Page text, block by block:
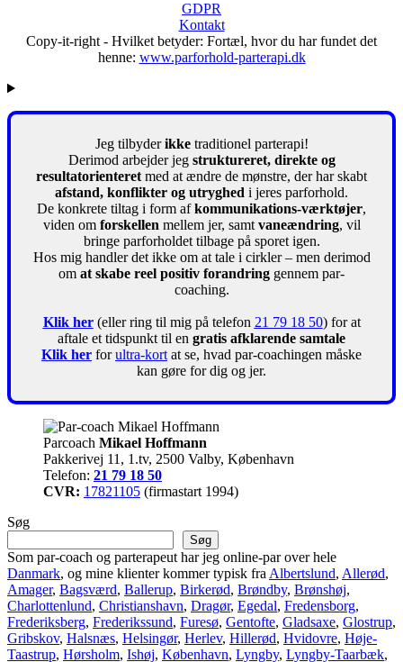
GDPR
Kontakt
Copy-it-right - Hvilket betyder: Fortæl, hvor du har fundet det
henne: www.parforhold-parterapi.dk
Jeg tilbyderikke traditionel parterapi!
Derimod arbejder jeg struktureret, direkte og
resultatorienteret med at ændre de mønstre, der har skabt
afstand, konflikter og utryghed i jeres parforhold.
De konkrete tiltag i form afkommunikations-værktøjer,
viden om forskellen mellem jer, samt vaneændring, vil
bringe parforholdet tilbage på sporet igen.
Hos mig handler det ikke om at tale i cirkler – men derimod
om at skabe reel positiv forandring gennem par-
coaching.
Klik her(eller ring til mig på telefon 21 79 18 50) for at
aftale et tidspunkt til en gratis afklarende samtale
Klik her forultra-kort at se, hvad par-coachingen måske
kan gøre for dig og jer.
Parcoach Mikael Hoffmann
Pakkerivej 11, 1.tv, 2500 Valby, København
Telefon: 21 79 18 50
CVR: 17821105 (firmastart 1994)
Søg
Søg
Som par-coach og parterapeut har jeg online-par over hele
Danmark, og mine klienter kommer typisk fra Albertslund, Allerød,
Amager, Bagsværd, Ballerup, Birkerød, Brøndby, Brønshøj,
Charlottenlund, Christianshavn, Dragør, Egedal, Fredensborg,
Frederiksberg, Frederikssund, Furesø, Gentofte, Gladsaxe, Glostrup,
Gribskov, Halsnæs, Helsingør, Herlev, Hillerød, Hvidovre, Høje-
Taastrup, Hørsholm, Ishøj, København, Lyngby, Lyngby-Taarbæk,